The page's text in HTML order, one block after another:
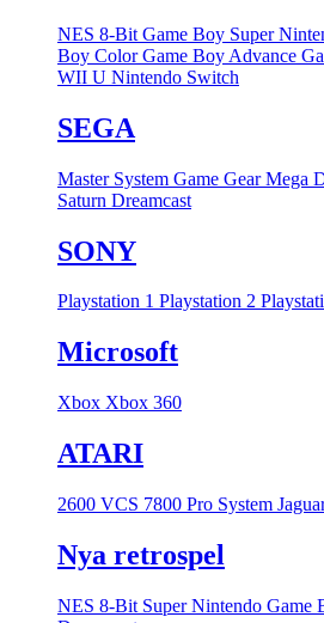
NES 8-Bit Game Boy Super
Boy ColorGame Boy Advance
WII U Nintendo Switch
SEGA
Master System Game GearMega
Saturn Dreamcast
SONY
Playstation 1 Playstation 2
Microsoft
Xbox Xbox 360
ATARI
2600 VCS 7800 Pro System
Nya retrospel
NES 8-Bit Super Nintendo Game